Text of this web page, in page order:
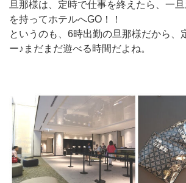
旦那様は、定時で仕事を終えたら、一
を持ってホテルへGO！！
というのも、6時出勤の旦那様だから、
ー♪まだまだ遊べる時間だよね。